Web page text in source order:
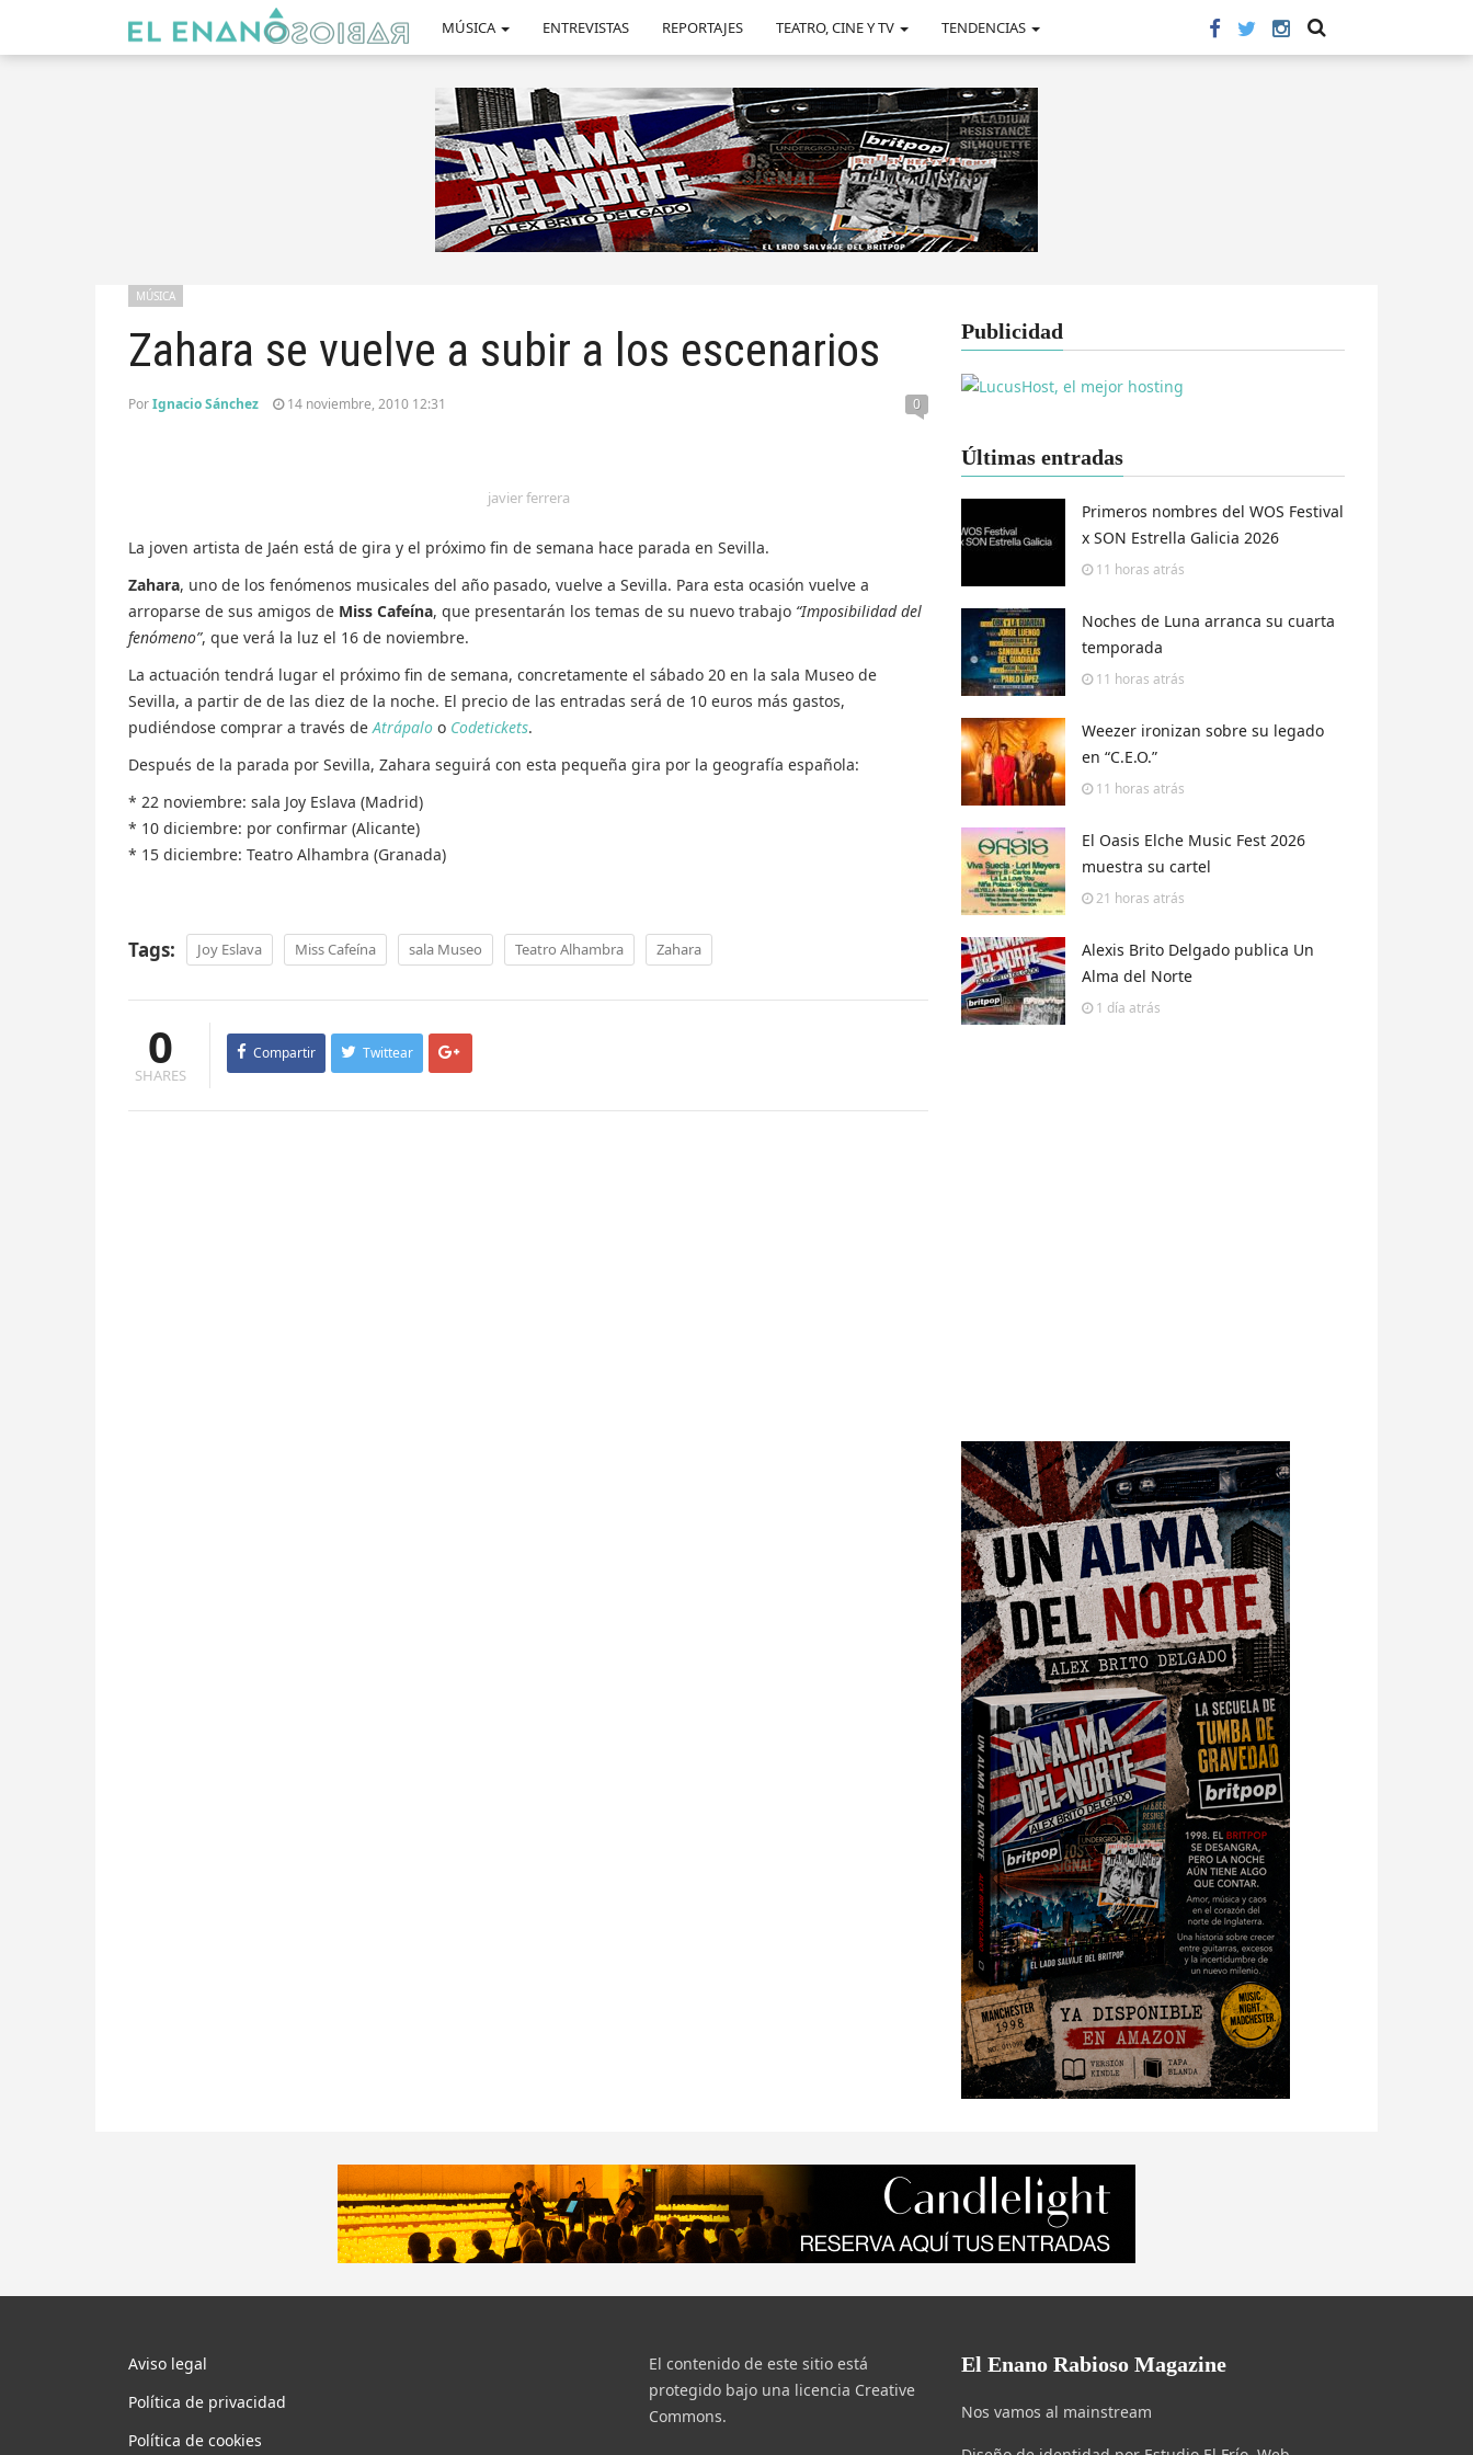
MÚSICA ENTREVISTAS REPORTAJES TEATRO, CINE Y TV TENDENCIAS
Zahara se vuelve a subir a los escenarios
MÚSICA
PorIgnacio Sánchez 14 noviembre, 2010 12:31 0
javier ferrera
La joven artista de Jaén está de gira y el próximo fin de semana hace parada en Sevilla.
Zahara, uno de los fenómenos musicales del año pasado, vuelve a Sevilla. Para esta ocasión vuelve a
arroparse de sus amigos de Miss Cafeína, que presentarán los temas de su nuevo trabajo “Imposibilidad del
fenómeno”, que verá la luz el 16 de noviembre.
La actuación tendrá lugar el próximo fin de semana, concretamente el sábado 20 en la sala Museo de
Sevilla, a partir de de las diez de la noche. El precio de las entradas será de 10 euros más gastos,
pudiéndose comprar a través deAtrápalo o Codetickets.
Después de la parada por Sevilla, Zahara seguirá con esta pequeña gira por la geografía española:
* 22 noviembre: sala Joy Eslava (Madrid)
* 10 diciembre: por confirmar (Alicante)
* 15 diciembre: Teatro Alhambra (Granada)
Tags: Joy Eslava Miss Cafeína sala Museo Teatro Alhambra Zahara
0
SHARES
Compartir Twittear
Publicidad
Últimas entradas
Primeros nombres del WOS Festival
x SON Estrella Galicia 2026
11 horas atrás
Noches de Luna arranca su cuarta
temporada
11 horas atrás
Weezer ironizan sobre su legado
en “C.E.O.”
11 horas atrás
El Oasis Elche Music Fest 2026
muestra su cartel
21 horas atrás
Alexis Brito Delgado publica Un
Alma del Norte
1 día atrás
Aviso legal
Política de privacidad
Política de cookies
El contenido de este sitio está
protegido bajo una licencia Creative
Commons.
El Enano Rabioso Magazine
Nos vamos al mainstream